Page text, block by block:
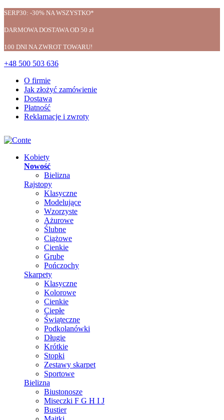
SERP30: -30% NA WSZYSTKO*
DARMOWA DOSTAWA OD 50 zł
100 DNI NA ZWROT TOWARU!
+48 500 503 636
O firmie
Jak złożyć zamówienie
Dostawa
Płatność
Reklamacje i zwroty
Kobiety
Nowość
Bielizna
Rajstopy
Klasyczne
Modelujące
Wzorzyste
Ażurowe
Ślubne
Ciążowe
Cienkie
Grube
Pończochy
Skarpety
Klasyczne
Kolorowe
Cienkie
Ciepłe
Świąteczne
Podkolanówki
Długie
Krótkie
Stopki
Zestawy skarpet
Sportowe
Bielizna
Biustonosze
Miseczki F G H I J
Bustier